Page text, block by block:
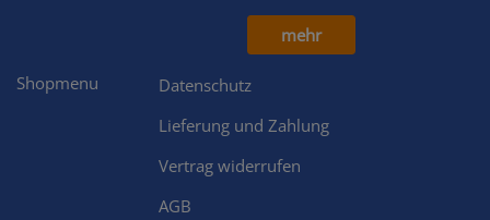
mehr
Shopmenu
Datenschutz
Lieferung und Zahlung
Vertrag widerrufen
AGB